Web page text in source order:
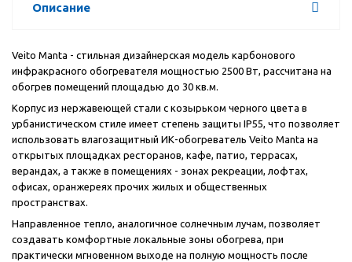
Описание
Veito Manta - стильная дизайнерская модель карбонового
инфракрасного обогревателя мощностью 2500 Вт, рассчитана на
обогрев помещений площадью до 30 кв.м.
Корпус из нержавеющей стали с козырьком черного цвета в
урбанистическом стиле имеет степень защиты IP55, что позволяет
использовать влагозащитный ИК-обогреватель Veito Manta на
открытых площадках ресторанов, кафе, патио, террасах,
верандах, а также в помещениях - зонах рекреации, лофтах,
офисах, оранжереях прочих жилых и общественных
пространствах.
Направленное тепло, аналогичное солнечным лучам, позволяет
создавать комфортные локальные зоны обогрева, при
практически мгновенном выходе на полную мощность после